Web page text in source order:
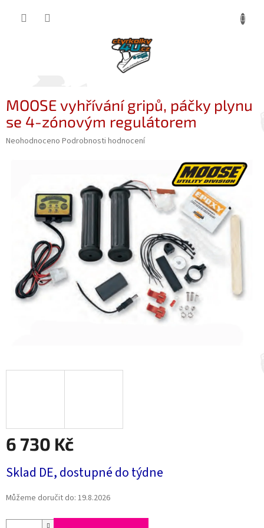
MOOSE vyhřívání gripů, páčky plynu
se 4-zónovým regulátorem
Průměrné
hvězdiček.
Neohodnoceno Podrobnosti hodnocení
6 730 Kč
cena:
Sklad DE, dostupné do týdne
Můžeme doručit do: 19.8.2026